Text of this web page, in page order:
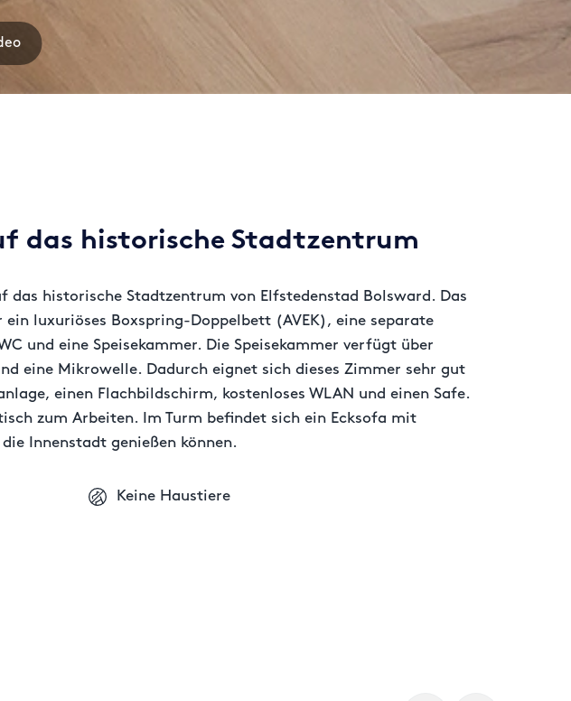
das historische Stadtzentrum
historische Stadtzentrum von Elfstedenstad Bolsward. Das
luxuriöses Boxspring-Doppelbett (AVEK), eine separate
und eine Speisekammer. Die Speisekammer verfügt über
eine Mikrowelle. Dadurch eignet sich dieses Zimmer sehr gut
einen Flachbildschirm, kostenloses WLAN und einen Safe.
zum Arbeiten. Im Turm befindet sich ein Ecksofa mit
Innenstadt genießen können.
Keine Haustiere